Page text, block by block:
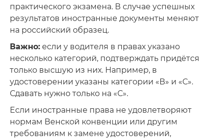
практического экзамена. В случае успешных
результатов иностранные документы меняют
на российский образец.
Важно: если у водителя в правах указано
несколько категорий, подтверждать придётся
только высшую из них. Например, в
удостоверении указаны категории «В» и «С».
Сдавать нужно только на «С».
Если иностранные права не удовлетворяют
нормам Венской конвенции или другим
требованиям к замене удостоверений,